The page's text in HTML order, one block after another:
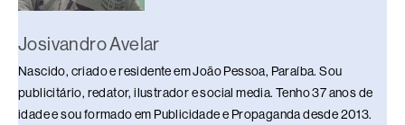
Josivandro Avelar
Nascido, criado e residente em João Pessoa, Paraíba. Sou
publicitário, redator, ilustrador e social media. Tenho 37 anos de
idade e sou formado em Publicidade e Propaganda desde 2013.